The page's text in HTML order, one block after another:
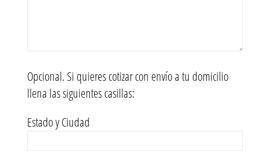
Opcional. Si quieres cotizar con envío a tu domicilio
llena las siguientes casillas:
Estado y Ciudad